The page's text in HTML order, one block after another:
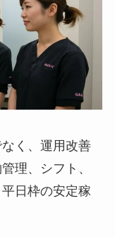
く、運用改善
理、シフト、
日枠の安定稼